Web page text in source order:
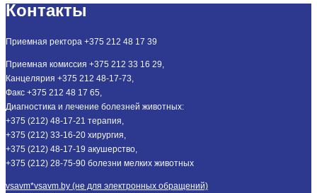
Контакты
Приемная ректора +375 212 48 17 39
Приемная комиссия +375 212 33 16 29,
Канцелярия +375 212 48-17-73,
Факс +375 212 48 17 65,
Диагностика и лечение болезней животных:
+375 (212) 48-17-21 терапия,
+375 (212) 33-16-20 хирургия,
+375 (212) 48-17-19 акушерство,
+375 (212) 28-75-90 болезни мелких животных
vsavm*vsavm.by (не для электронных обращений)